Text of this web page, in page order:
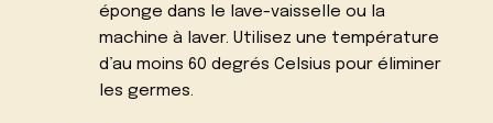
éponge dans le lave-vaisselle ou la
machine à laver. Utilisez une température
d’au moins 60 degrés Celsius pour éliminer
les germes.